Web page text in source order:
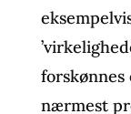
forskønnes
nærmest